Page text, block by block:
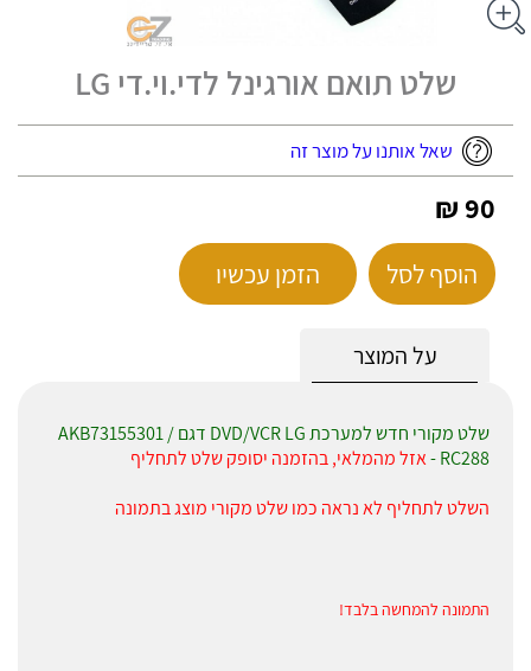
שלט תואם אורגינל לדי.וי.די LG
שאל אותנו על מוצר זה
90 ₪
הוסף לסל הזמן עכשיו
על המוצר
שלט מקורי חדש למערכת DVD/VCR LG דגם AKB73155301 /
RC288 - אזל מהמלאי, בהזמנה יסופק שלט לתחליף
השלט לתחליף לא נראה כמו שלט מקורי מוצג בתמונה
התמונה להמחשה בלבד!